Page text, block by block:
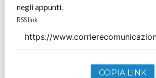
negli appunti.
RSS link
COPIA LINK